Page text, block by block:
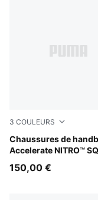
3 COULEURS
Chaussures de
Accelerate NITRO™
PUMA White-
150,00 €